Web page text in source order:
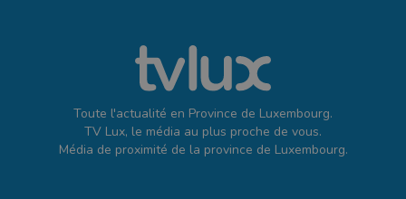
Toute l'actualité en Province de Luxembourg.
TV Lux, le média au plus proche de vous.
Média de proximité de la province de Luxembourg.